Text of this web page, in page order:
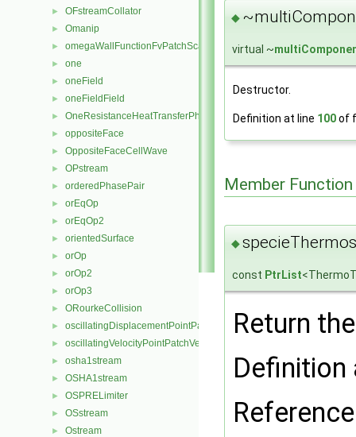
► OFstreamCollator
► Omanip
► omegaWallFunctionFvPatchScalarField
► one
► oneField
► oneFieldField
► OneResistanceHeatTransferPhaseSystem
► oppositeFace
► OppositeFaceCellWave
► OPstream
► orderedPhasePair
► orEqOp
► orEqOp2
► orientedSurface
► orOp
► orOp2
► orOp3
► ORourkeCollision
► oscillatingDisplacementPointPatchVectorField
► oscillatingVelocityPointPatchVectorField
► osha1stream
► OSHA1stream
► OSPRELimiter
► OSstream
► Ostream
◆
virtual ~
Destructor.
Definition at line 100of
Member
◆
const PtrList
Return